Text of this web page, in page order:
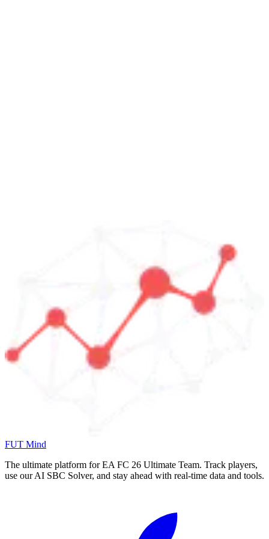
FUT Mind
The ultimate platform for EA FC 26 Ultimate Team. Track players,
use our AI SBC Solver, and stay ahead with real-time data and tools.